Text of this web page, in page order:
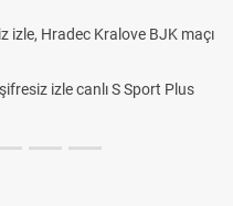
izle, Hradec Kralove BJK maçı
izle canlı S Sport Plus